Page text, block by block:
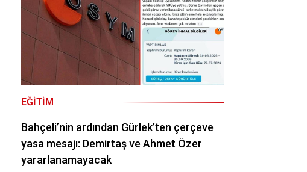
EĞITIM
Bahçeli’nin ardından Gürlek’ten çerçeve
yasa mesajı: Demirtaş ve Ahmet Özer
yararlanamayacak